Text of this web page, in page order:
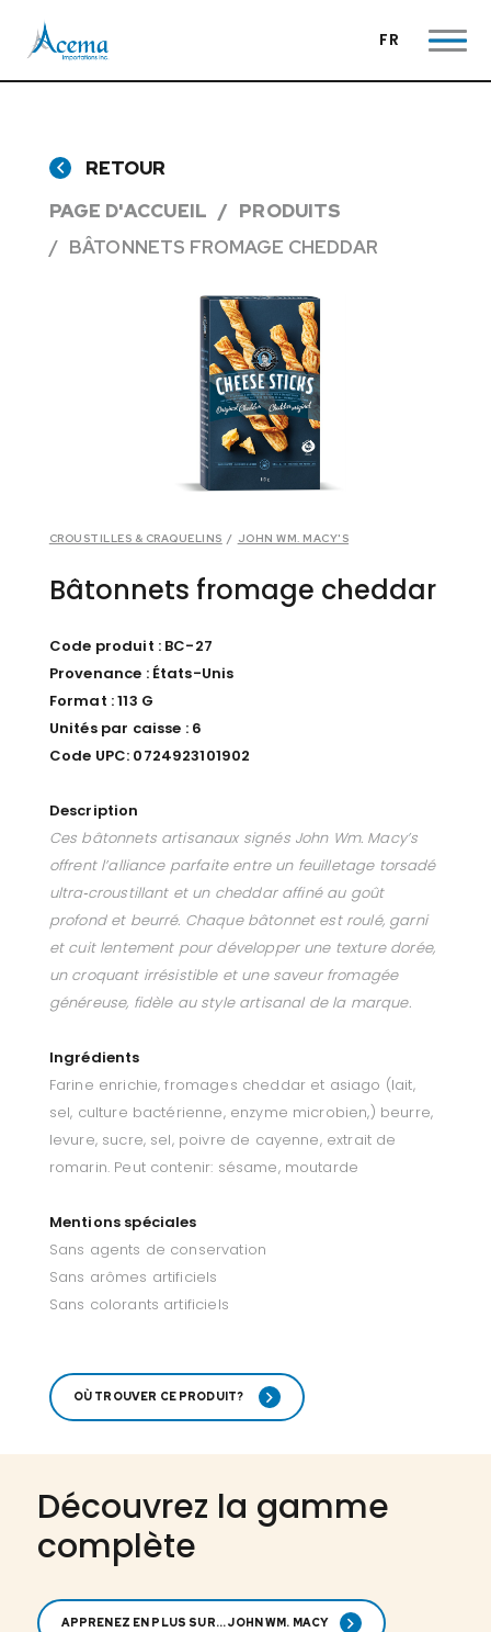
FR
RETOUR
PAGE D'ACCUEIL
PRODUITS
BÂTONNETS FROMAGE CHEDDAR
CROUSTILLES & CRAQUELINS / JOHN WM. MACY'S
Bâtonnets fromage cheddar
Code produit : BC-27
Provenance : États-Unis
Format : 113 G
Unités par caisse : 6
Code UPC: 0724923101902
Description
Ces bâtonnets artisanaux signés John Wm. Macy’s
offrent l’alliance parfaite entre un feuilletage torsadé
ultra‑croustillant et un cheddar affiné au goût
profond et beurré. Chaque bâtonnet est roulé, garni
et cuit lentement pour développer une texture dorée,
un croquant irrésistible et une saveur fromagée
généreuse, fidèle au style artisanal de la marque.
Ingrédients
Farine enrichie, fromages cheddar et asiago (lait,
sel, culture bactérienne, enzyme microbien,) beurre,
levure, sucre, sel, poivre de cayenne, extrait de
romarin. Peut contenir: sésame, moutarde
Mentions spéciales
Sans agents de conservation
Sans arômes artificiels
Sans colorants artificiels
OÙ TROUVER CE PRODUIT?
Découvrez la gamme
complète
APPRENEZ EN PLUS SUR... JOHN WM. MACY